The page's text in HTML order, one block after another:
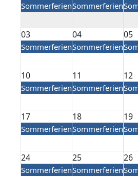
SommerferienSommerferien
03
Sommerferien
04
Sommerferien
05
10
Sommerferien
11
Sommerferien
12
17
Sommerferien
18
Sommerferien
19
24
Sommerferien
25
Sommerferien
26